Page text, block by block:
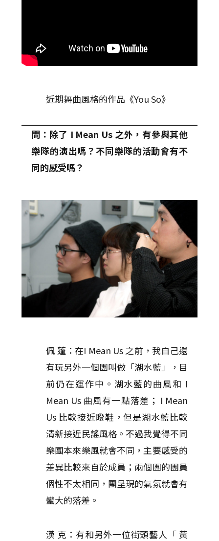
近期舞曲風格的作品《You So》
問：除了 I Mean Us 之外，有參與其他
樂隊的演出嗎？不同樂隊的活動會有不
同的感受嗎？
佩 蓬：在I Mean Us 之前，我自己還
有玩另外一個團叫做「湖水藍」，目
前仍在運作中。湖水藍的曲風和 I
Mean Us 曲風有一點落差； I Mean
Us 比較接近瞪鞋，但是湖水藍比較
清新接近民謠風格。不過我覺得不同
樂團本來樂風就會不同，主要感受的
差異比較來自於成員；兩個團的團員
個性不太相同，團呈現的氣氛就會有
蠻大的落差。
漢 克：有和另外一位街頭藝人「 黃